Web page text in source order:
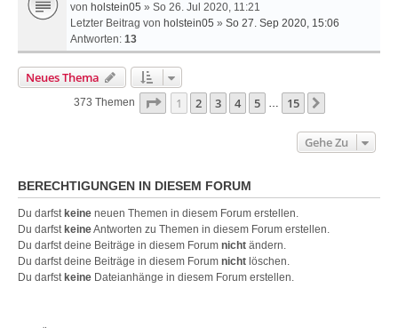
von holstein05 » So 26. Jul 2020, 11:21
Letzter Beitrag von holstein05 » So 27. Sep 2020, 15:06
Antworten: 13
Neues Thema
373 Themen Seite 1Von 15
1 2 3 4 5 … 15
Gehe Zu
BERECHTIGUNGEN IN DIESEM FORUM
Du darfst keine neuen Themen in diesem Forum erstellen.
Du darfst keineAntworten zu Themen in diesem Forum erstellen.
Du darfst deine Beiträge in diesem Forum nicht ändern.
Du darfst deine Beiträge in diesem Forum nicht löschen.
Du darfst keine Dateianhänge in diesem Forum erstellen.